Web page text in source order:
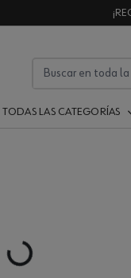
TODAS LAS CATEGORÍAS
Loading...